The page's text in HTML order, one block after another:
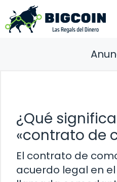
Saltar
al
contenido
¿Qué
«contrato de
El contrato de
acuerdo legal en